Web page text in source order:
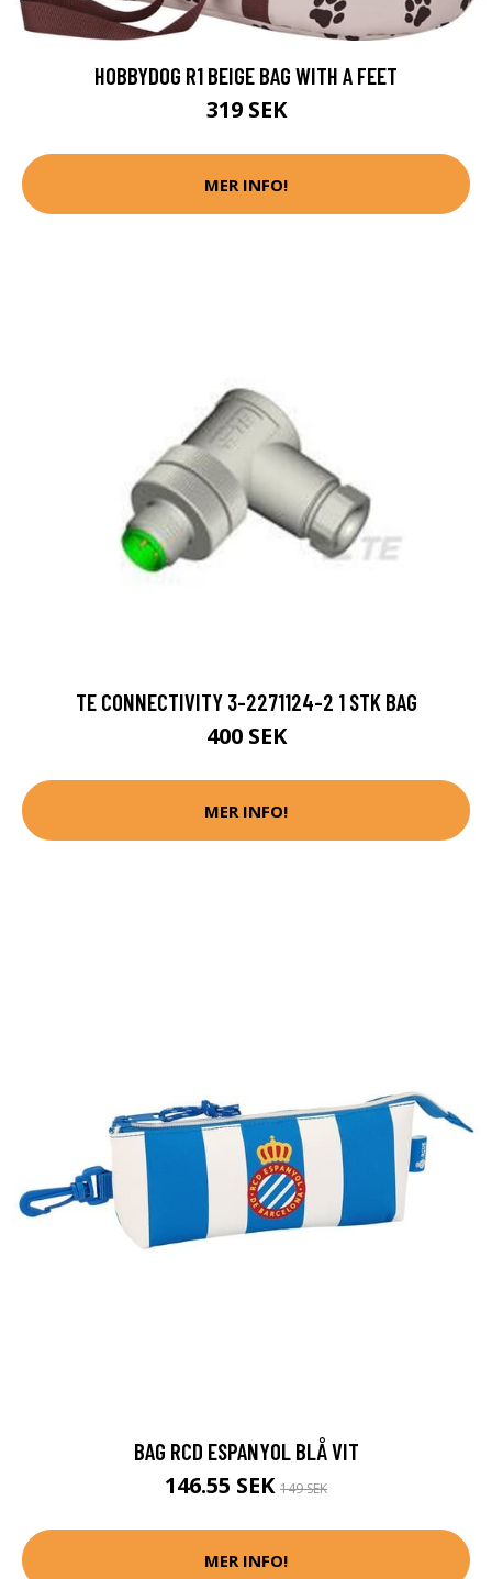
HOBBYDOG R1 BEIGE BAG WITH A FEET
319 SEK
MER INFO!
TE CONNECTIVITY 3-2271124-2 1 STK BAG
400 SEK
MER INFO!
BAG RCD ESPANYOL BLÅ VIT
146.55 SEK 149 SEK
MER INFO!